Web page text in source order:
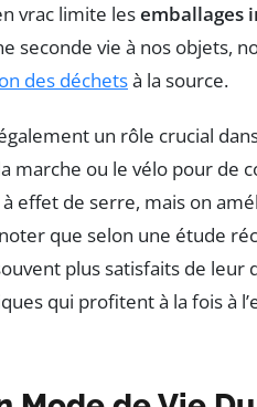
vrac limite lesemballages
seconde vie à nos objets,
des déchetsà la source.
un rôle crucial
marche ou le vélo pour de
effet de serre, mais on
que selon une étude
plus satisfaits de leur
qui profitent à la fois à